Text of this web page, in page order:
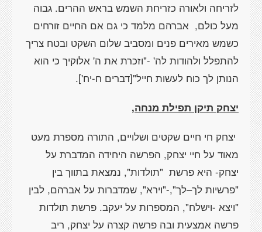
לזריחה ולאורה כזריחת השמש בראש ההרים. גבוה
מעל כולם, אברהם מלמד כי גם אם החיים זורחים
כשמש מאירים פנים ומסביב שלום השקט ובטח צריך
להתפלל ולהודות לה' -"וזכרת את ה' אלוקיך כי הוא
הנותן לך כוח לעשות חייל"[דברים ח-יח'].
יצחק תיקן תפילת מנחה,
יצחק חי חיים שקטים ושלויים, התורה מספרת מעט
מאוד על חיי יצחק, הפרשה היחידה המדברת על
יצחק- היא פרשת "תולדות", נמצאת בתווך בין
"פרשיות לך–לך",-"וירא", שמדברות על אברהם, לבין
"ויצא -וישלח", המספרות על יעקב. פרשת תולדות
פרשה אמצעית ובה פרשה קצרה על יצחק, ריב